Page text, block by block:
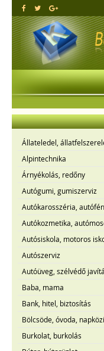
Állateledel,
Alpintechnika
Árnyékolás, redőny
Autógumi, gumiszerviz
Autókarosszéria,
Autókozmetika,
Autósiskola, motoros
Autószerviz
Autóüveg, szélvédő
Baba, mama
Bank, hitel, biztosítás
Bölcsöde, óvoda, napközi
Burkolat, burkolás